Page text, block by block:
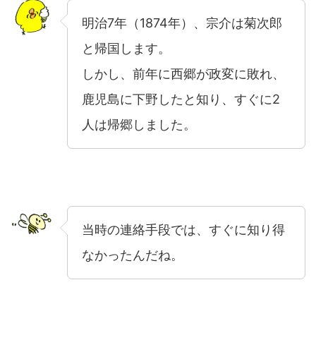
明治7年（1874年）、宗介は菊次郎
と帰国します。
しかし、前年に西郷が政変に敗れ、
鹿児島に下野したと知り、すぐに2
人は帰郷しました。
当時の連絡手段では、すぐに知り得
なかったんだね。